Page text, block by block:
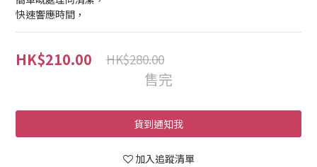
快速響應時間，
HK$210.00 HK$280.00
售完
貨到通知我
加入追蹤清單